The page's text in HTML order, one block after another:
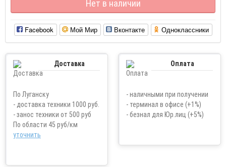
Нет в наличии
Facebook Мой Мир Вконтакте Одноклассники
Доставка
По Луганску
- доставка техники 1000 руб.
- занос техники от 500 руб
По области 45 руб/км
уточнить
Оплата
- наличными при получении
- терминал в офисе (+1%)
- безнал для Юр.лиц (+5%)